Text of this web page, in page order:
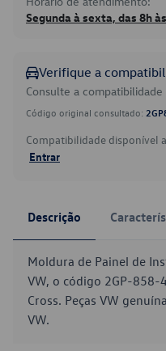
Segunda à sexta, das 8h
Verifique a
Consulte a
Código original consultado:
Compatibilidade disponível
Entrar
Descrição
Moldura de Painel de
VW, o código 2GP-858-
Cross. Peças VW
VW.